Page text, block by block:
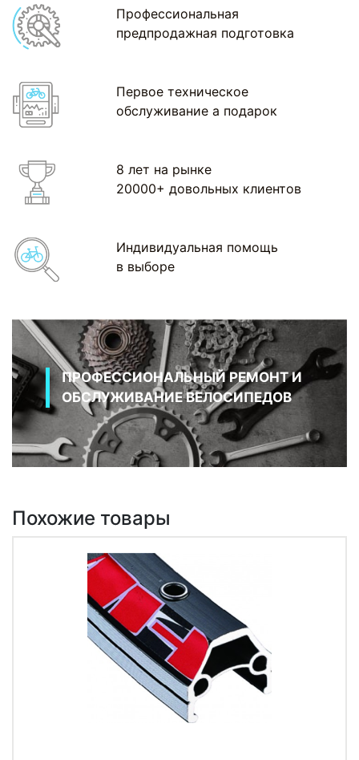
Профессиональная
предпродажная подготовка
Первое техническое
обслуживание а подарок
8 лет на рынке
20000+ довольных клиентов
Индивидуальная помощь
в выборе
ПРОФЕССИОНАЛЬНЫЙ РЕМОНТ И
ОБСЛУЖИВАНИЕ ВЕЛОСИПЕДОВ
Похожие товары